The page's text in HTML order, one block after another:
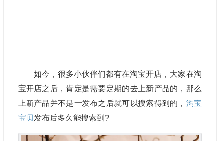
如今，很多小伙伴们都有在淘宝开店，大家在淘
宝开店之后，肯定是需要定期的去上新产品的，那么
上新产品并不是一发布之后就可以搜索得到的， 淘宝
宝贝发布后多久能搜索到?